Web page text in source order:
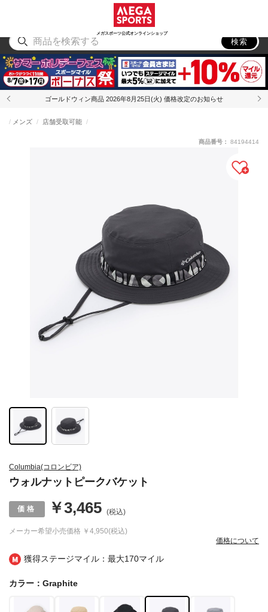
メガスポーツ公式オンラインショップ
アウトドア
検索
ゴールドウィン商品 2026年8月25日(火) 価格改定のお知らせ
獲得ステージマイル：最大170マイル
Columbia(コロンビア)
ウォルナットピークバケット
メンズ 店舗受取可能
メーカー希望小売価格 ￥4,950(税込)
￥3,465 (税込)
価格について
商品番号： 84194414
カラー：Graphite